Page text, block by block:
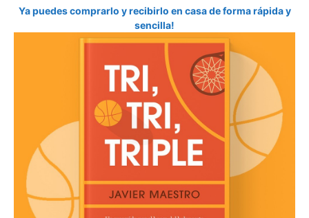
Ya puedes comprarlo y recibirlo en casa de forma rápida y
sencilla!